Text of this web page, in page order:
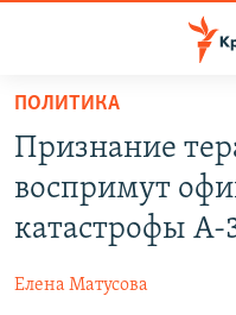
Вернуться
основному
содержанию
Вернутся
главной
навигации
СПЕЦПРОЕКТЫ
11 ЛЕТ ОККУПАЦИИ
ЕЩЕ
ПОЛИТИКА
Признание
воспримут
катастрофы А-
Елена Матусова